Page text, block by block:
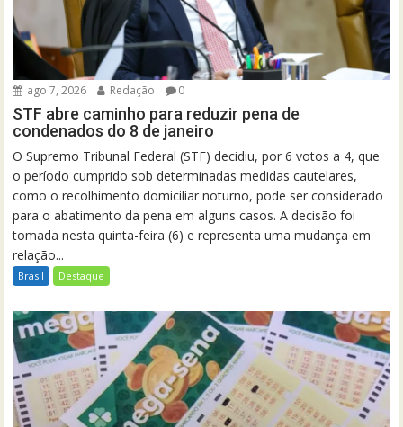
ago 7, 2026 Redação 0
STF abre caminho para reduzir pena de
condenados do 8 de janeiro
O Supremo Tribunal Federal (STF) decidiu, por 6 votos a 4, que
o período cumprido sob determinadas medidas cautelares,
como o recolhimento domiciliar noturno, pode ser considerado
para o abatimento da pena em alguns casos. A decisão foi
tomada nesta quinta-feira (6) e representa uma mudança em
relação...
Brasil Destaque